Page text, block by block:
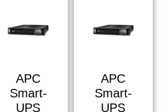
APC
Smart-
UPS
APC
Smart-
UPS